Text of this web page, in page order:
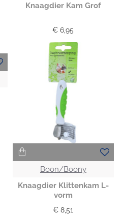
Knaagdier Kam Grof
€ 6,95
Boon/Boony
Knaagdier Klittenkam L-
vorm
€ 8,51